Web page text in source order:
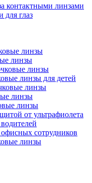
контактными линзами
глаз
линзы
линзы
линзы
линзы для детей
линзы
линзы
линзы
от ультрафиолета
сотрудников
линзы